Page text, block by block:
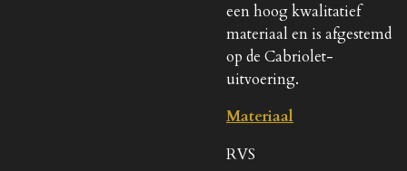
een hoog kwalitatief
materiaal en is afgestemd
op de Cabriolet-
uitvoering.
Materiaal
RVS